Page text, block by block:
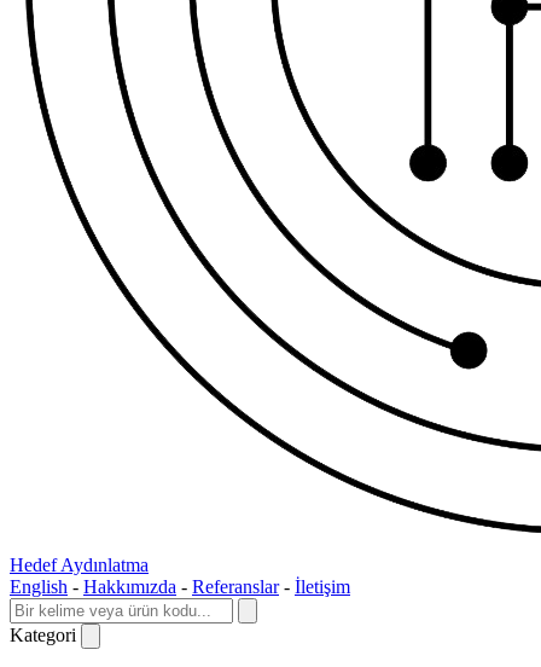
Hedef Aydınlatma
English - Hakkımızda - Referanslar - İletişim
Kategori